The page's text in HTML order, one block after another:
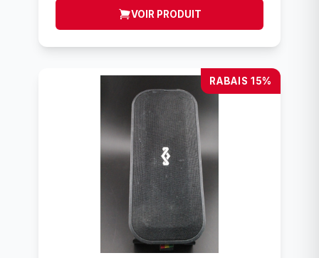
VOIR PRODUIT
RABAIS 15%